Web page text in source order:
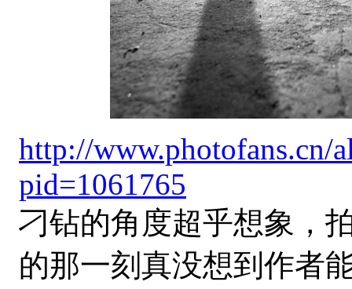
http://www.photofans.cn/
pid=1061765
刁钻的角度超乎想象，
的那一刻真没想到作者